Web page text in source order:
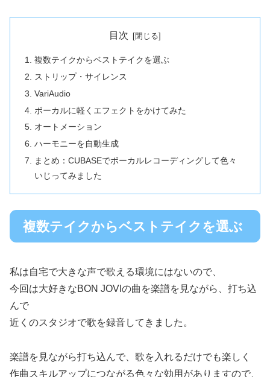
目次
複数テイクからベストテイクを選ぶ
ストリップ・サイレンス
VariAudio
ボーカルに軽くエフェクトをかけてみた
オートメーション
ハーモニーを自動生成
まとめ：CUBASEでボーカルレコーディングして色々
いじってみました
複数テイクからベストテイクを選ぶ
私は自宅で大きな声で歌える環境にはないので、
今回は大好きなBON JOVIの曲を楽譜を見ながら、打ち込
んで
近くのスタジオで歌を録音してきました。
楽譜を見ながら打ち込んで、歌を入れるだけでも楽しく
作曲スキルアップにつながる色々な効用がありますので、